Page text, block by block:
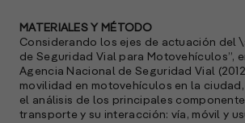
MATERIALES Y MÉTODO
Considerando los ejes de actuación del
de Seguridad Vial para Motovehículos”,
Agencia Nacional de Seguridad Vial
movilidad en motovehículos en la
el análisis de los principales
transporte y su interacción: vía, móvil y